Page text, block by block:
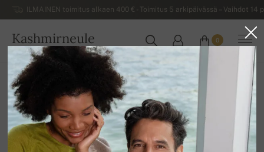
ILMAINEN toimitus alkaen 400 € - Toimitus 5 arkipäivässä – Vaihdot
Kashmirneule
SUOMI
0
Kotiin Pashminat